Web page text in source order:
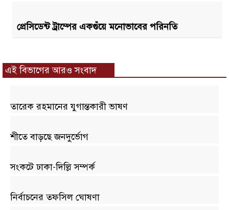
প্রেসিডেন্ট ট্রাম্পের একগুঁয়ে মনোভাবের পরিনতি
এই বিভাগের আরও সংবাদ
তারেক রহমানের যুগান্তকারী ভাষণ
শীতে বাড়ছে জনদুর্ভোগ
সংকটে ঢাকা-দিল্লি সম্পর্ক
নির্বাচনের তফসিল ঘোষণা